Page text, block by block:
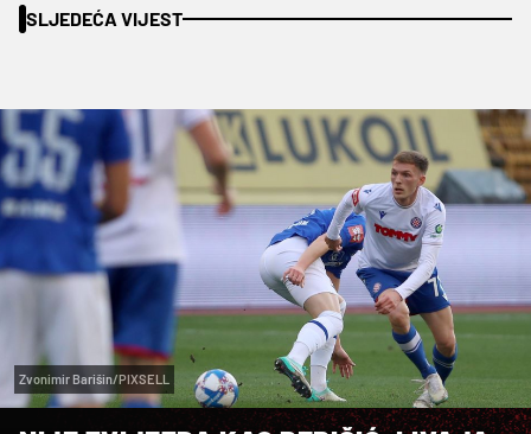
SLJEDEĆA VIJEST
Zvonimir Barišin/PIXSELL